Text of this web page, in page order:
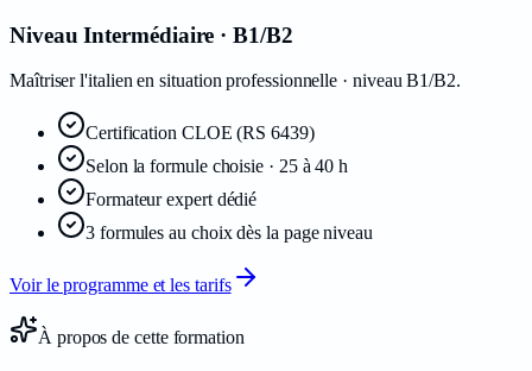
Niveau Intermédiaire · B1/B2
Maîtriser l'italien en situation professionnelle · niveau B1/B2.
Certification CLOE (RS 6439)
Selon la formule choisie · 25 à 40 h
Formateur expert dédié
3 formules au choix dès la page niveau
Voir le programme et les tarifs
À propos de cette formation